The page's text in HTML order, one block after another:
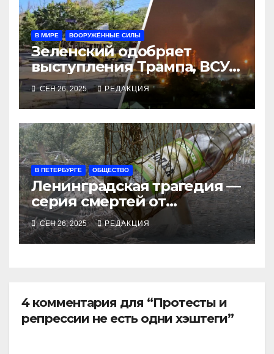
В МИРЕ ВООРУЖЁННЫЕ СИЛЫ
Зеленский одобряет
выступления Трампа, ВСУ
закрыли Добропольский
рубеж
СЕН 26, 2025 РЕДАКЦИЯ
В ПЕТЕРБУРГЕ ОБЩЕСТВО
Ленинградская трагедия —
серия смертей от
алкосуррогата
СЕН 26, 2025 РЕДАКЦИЯ
4 комментария для “Протесты и
репрессии не есть одни хэштеги”